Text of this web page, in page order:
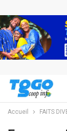
Accueil FAITS